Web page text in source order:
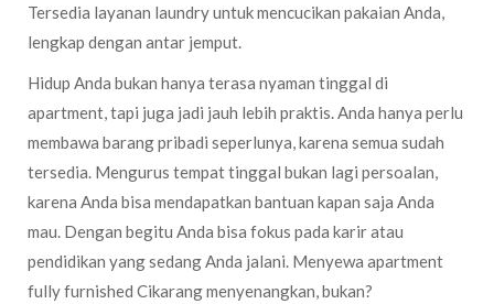
Tersedia layanan laundry untuk mencucikan pakaian Anda,
lengkap dengan antar jemput.
Hidup Anda bukan hanya terasa nyaman tinggal di
apartment, tapi juga jadi jauh lebih praktis. Anda hanya perlu
membawa barang pribadi seperlunya, karena semua sudah
tersedia. Mengurus tempat tinggal bukan lagi persoalan,
karena Anda bisa mendapatkan bantuan kapan saja Anda
mau. Dengan begitu Anda bisa fokus pada karir atau
pendidikan yang sedang Anda jalani. Menyewa apartment
fully furnished Cikarang menyenangkan, bukan?